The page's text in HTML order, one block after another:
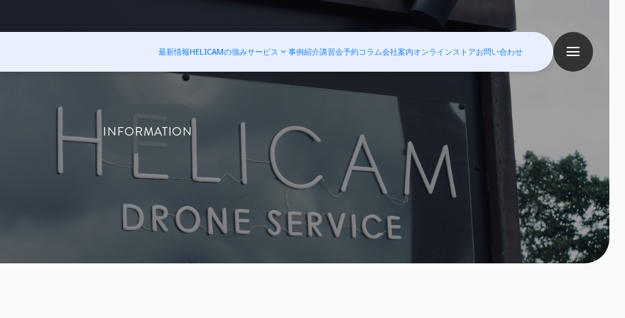
最新情報HELICAMの強みサービス 事例紹介講習会予約コラム会社案内オンラインストアお問い合わせ
INFORMATION